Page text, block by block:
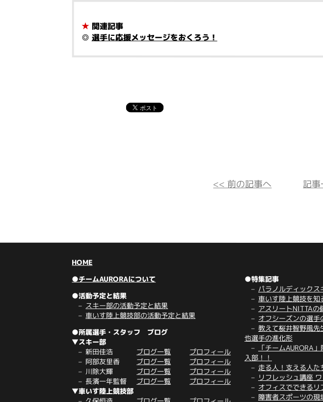
★ 関連記事
◎ 選手に応援メッセージをおくろう！
<< 前の記事へ 記
HOME
●チームAURORAについて
●活動予定と結果
スキー部の活動予定と結果
車いす陸上競技部の活動予定と結果
●所属選手・スタッフ ブログ
▼スキー部
新田佳浩 ブログ一覧 プロフィール
阿部友里香 ブログ一覧 プロフィール
川除大輝 ブログ一覧
プロフィール
長濱一年監督
ブログ一覧 プロフィール
▼車いす陸上競技部
●特集記事
パラノルディックス
車いす陸上競技を知
アスリートNITTAの
オフシーズンの選
教えて桜井智野風先
也選手の進化形
「チームAURORA
入部！！
走る人！支える人た
リフレッシュ講座
オフィスでできるリ
障害者スポーツの現